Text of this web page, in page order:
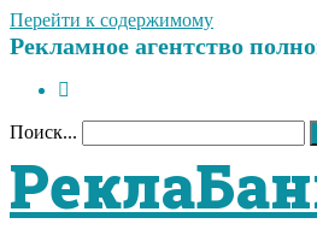
Перейти к содержимому
Рекламное агентство
Поиск...